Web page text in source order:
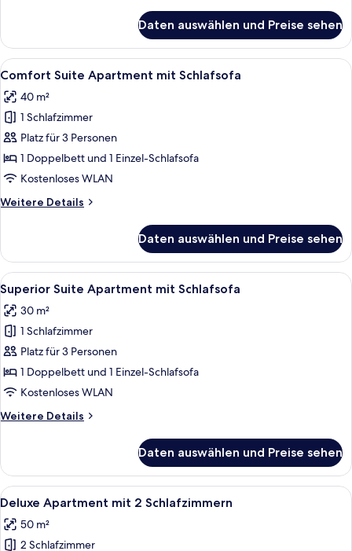
Studio
Apartment
Daten auswählen und Preise sehen
Alle
Fotos
für
Comfort
Suite
Apartment
mit
anzeigen
Ein modernes Hotelzimmer mit
12
Comfort Suite Apartment mit Schlafsofa
40 m²
1 Schlafzimmer
Platz für 3 Personen
1 Doppelbett und 1 Einzel-Schlafsofa
Kostenloses WLAN
Weitere Details
Weitere
Suite
Apartment
mit
Schlafsofa
Daten auswählen und Preise sehen
Alle
Fotos
für
Superior
Suite
Apartment
mit
anzeigen
Ein Hotelzimmer mit einem großen
7
Superior Suite Apartment mit Schlafsofa
30 m²
1 Schlafzimmer
Platz für 3 Personen
1 Doppelbett und 1 Einzel-Schlafsofa
Kostenloses WLAN
Weitere Details
Weitere
Suite
Apartment
mit
Schlafsofa
Daten auswählen und Preise sehen
Alle
Fotos
für
Ein Hotelzimmer mit einem Bett,
8
Deluxe Apartment mit 2 Schlafzimmern
50 m²
2 Schlafzimmer